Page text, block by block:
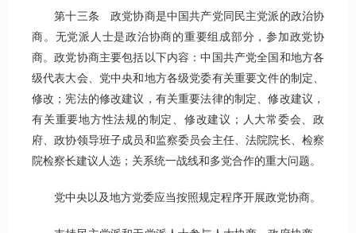
第十三条 政党协商是中国共产党同民主党派的政治协
商。无党派人士是政治协商的重要组成部分，参加政党协
商。政党协商主要包括以下内容：中国共产党全国和地方各
级代表大会、党中央和地方各级党委有关重要文件的制定、
修改；宪法的修改建议，有关重要法律的制定、修改建议，
有关重要地方性法规的制定、修改建议；人大常委会、政
府、政协领导班子成员和监察委员会主任、法院院长、检察
院检察长建议人选；关系统一战线和多党合作的重大问题。
党中央以及地方党委应当按照规定程序开展政党协商。